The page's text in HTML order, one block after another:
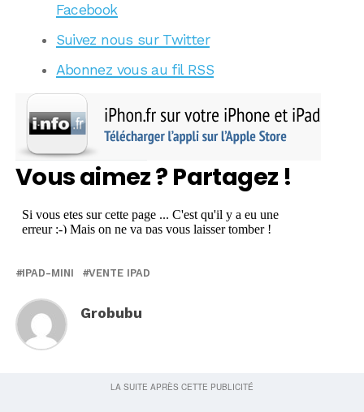
Facebook
Suivez nous sur Twitter
Abonnez vous au fil RSS
Vous aimez ? Partagez !
IPAD-MINI VENTE IPAD
Grobubu